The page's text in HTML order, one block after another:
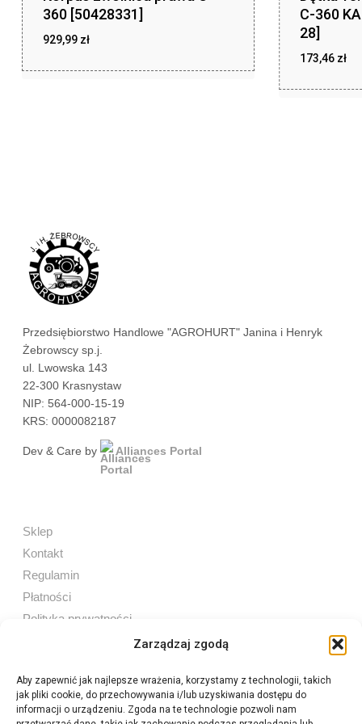
Zarządzaj zgodą
Aby zapewnić jak najlepsze wrażenia, korzystamy z technologii, takich
jak pliki cookie, do przechowywania i/lub uzyskiwania dostępu do
informacji o urządzeniu. Zgoda na te technologie pozwoli nam
360 [50428331]
929,99 zł
C-360
28]
173,46 zł
Przedsiębiorstwo Handlowe "AGROHURT" Janina i Henryk
Żebrowscy sp.j.
ul. Lwowska 143
22-300 Krasnystaw
NIP: 564-000-15-19
KRS: 0000082187
Dev & Care by Alliances Portal
Sklep
Kontakt
Regulamin
Płatności
Polityka prywatności
Sprzedaż internetowa
Tel:605 603 753